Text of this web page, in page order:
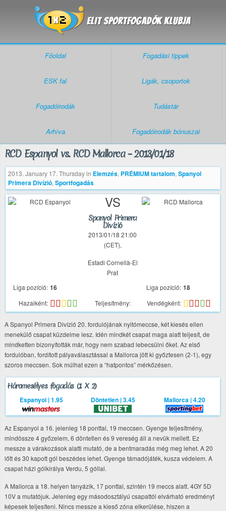
Főoldal Fogadási tippek
ESK fal Ligák, csoportok
Fogadóirodák Tudástár
Arhíva Fogadóirodák bónuszai
RCD Espanyol vs. RCD Mallorca – 2013/01/18
2013. January 17. Thursdayin Elemzés, PRÉMIUM tartalom, Spanyol
Primera Divízió, Sportfogadás
VS
Spanyol Primera
Divízió
2013/01/18 21:00
(CET),
Estadi Cornellà-El
Prat
Liga pozíció: 16 Liga pozíció: 18
Hazaiként: Teljesítmény: Vendégként:
A Spanyol Primera Divízió 20. fordulójának nyitómeccse, két kiesés ellen
menekülő csapat küzdelme lesz. Idén mindkét csapat maga alatt teljesít, de
mindketten bizonyították már, hogy nem szabad lebecsülni őket. Az első
fordulóban, fordított pályaválasztással a Mallorca jött ki győztesen (2-1), egy
szoros meccsen. Sok múlhat ezen a “hatpontos” mérkőzésen.
Háromesélyes fogadás (1 X 2)
Espanyol | 1.95 Döntetlen | 3.45 Mallorca | 4.20
Az Espanyol a 16. jelenleg 18 ponttal, 19 meccsen. Gyenge teljesítmény,
mindössze 4 győzelem, 6 döntetlen és 9 vereség áll a nevük mellett. Ez
messze a várakozások alatti mutató, de a bentmaradás még meg lehet. A 20
lőtt és 30 kapott gól beszédes lehet. Gyenge támadójáték, kusza védelem. A
csapat házi gólkirálya Verdu, 5 góllal.
A Mallorca a 18. helyen tanyázik, 17 ponttal, szintén 19 meccs alatt. 4GY 5D
10V a mutatójuk. Jelenleg egy másodosztályú csapattól elvárható eredményt
képesek teljesíteni. Nincs messze a kieső zóna elkerülése, hiszen a